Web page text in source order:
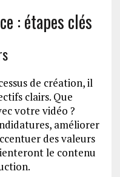
: étapes clés
de création, il
clairs. Que
votre vidéo ?
améliorer
des valeurs
le contenu